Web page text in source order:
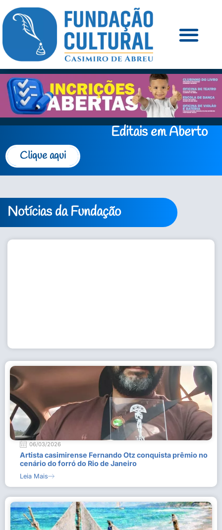
Editais em Aberto
Clique aqui
Notícias da Fundação
06/03/2026
Artista casimirense Fernando Otz conquista prêmio no
cenário do forró do Rio de Janeiro
Leia Mais